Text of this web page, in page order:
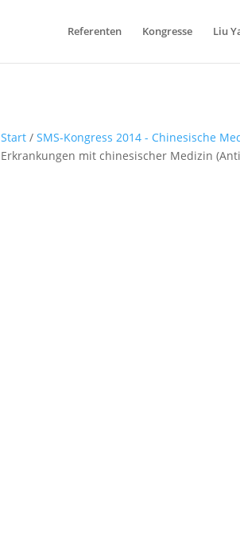
Referenten Kongresse Liu
Start/ SMS-Kongress 2014 - Chinesische
Erkrankungen mit chinesischer Medizin